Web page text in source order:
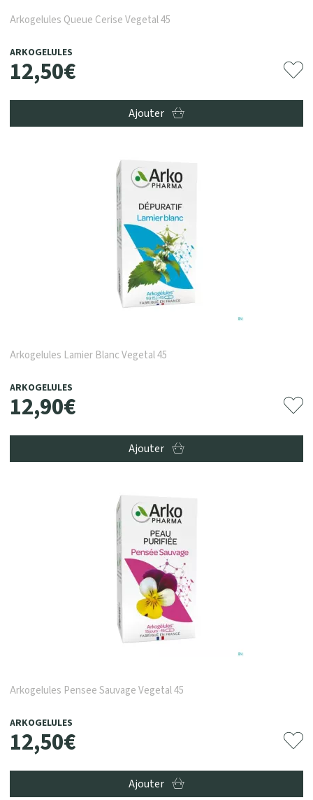
Arkogelules Queue Cerise Vegetal 45
ARKOGELULES
12,50€
Ajouter
Arkogelules Lamier Blanc Vegetal 45
ARKOGELULES
12,90€
Ajouter
Arkogelules Pensee Sauvage Vegetal 45
ARKOGELULES
12,50€
Ajouter